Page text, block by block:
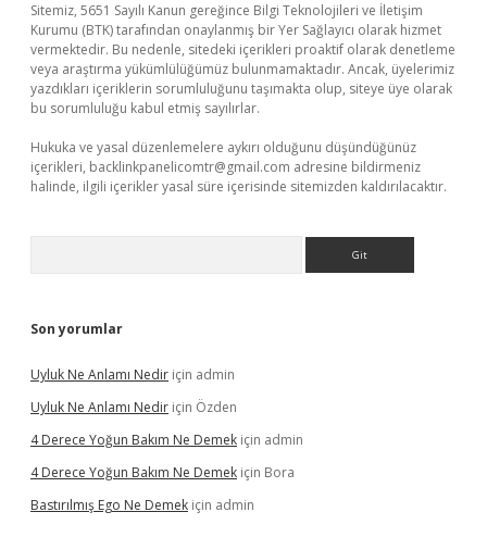
Sitemiz, 5651 Sayılı Kanun gereğince Bilgi Teknolojileri ve İletişim
Kurumu (BTK) tarafından onaylanmış bir Yer Sağlayıcı olarak hizmet
vermektedir. Bu nedenle, sitedeki içerikleri proaktif olarak denetleme
veya araştırma yükümlülüğümüz bulunmamaktadır. Ancak, üyelerimiz
yazdıkları içeriklerin sorumluluğunu taşımakta olup, siteye üye olarak
bu sorumluluğu kabul etmiş sayılırlar.
Hukuka ve yasal düzenlemelere aykırı olduğunu düşündüğünüz
içerikleri, backlinkpanelicomtr@gmail.com adresine bildirmeniz
halinde, ilgili içerikler yasal süre içerisinde sitemizden kaldırılacaktır.
Son yorumlar
Uyluk Ne Anlamı Nedir için admin
Uyluk Ne Anlamı Nedir için Özden
4 Derece Yoğun Bakım Ne Demek için admin
4 Derece Yoğun Bakım Ne Demek için Bora
Bastırılmış Ego Ne Demek için admin